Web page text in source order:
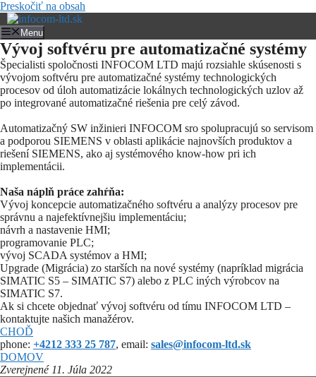
Preskočiť na obsah
Menu
Vývoj softvéru pre automatizačné systémy
Špecialisti spoločnosti INFOCOM LTD majú rozsiahle skúsenosti s
vývojom softvéru pre automatizačné systémy technologických
procesov od úloh automatizácie lokálnych technologických uzlov až
po integrované automatizačné riešenia pre celý závod.
Automatizačný SW inžinieri INFOCOM sro spolupracujú so servisom
a podporou SIEMENS v oblasti aplikácie najnovších produktov a
riešení SIEMENS, ako aj systémového know-how pri ich
implementácii.
Naša náplň práce zahŕňa:
Vývoj koncepcie automatizačného softvéru a analýzy procesov pre
správnu a najefektívnejšiu implementáciu;
návrh a nastavenie HMI;
programovanie PLC;
vývoj SCADA systémov a HMI;
Upgrade (Migrácia) zo starších na nové systémy (napríklad migrácia
SIMATIC S5 – SIMATIC S7) alebo z PLC iných výrobcov na
SIMATIC S7.
Ak si chcete objednať vývoj softvéru od tímu INFOCOM LTD –
kontaktujte našich manažérov.
CHOĎ
phone: +4212 333 25 787, email: sales@infocom-ltd.sk
DOMOV
Zverejnené 11. Júla 2022